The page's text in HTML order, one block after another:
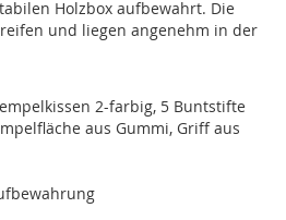
Holzbox aufbewahrt. Die
und liegen angenehm in der
2-farbig, 5 Buntstifte
aus Gummi, Griff aus